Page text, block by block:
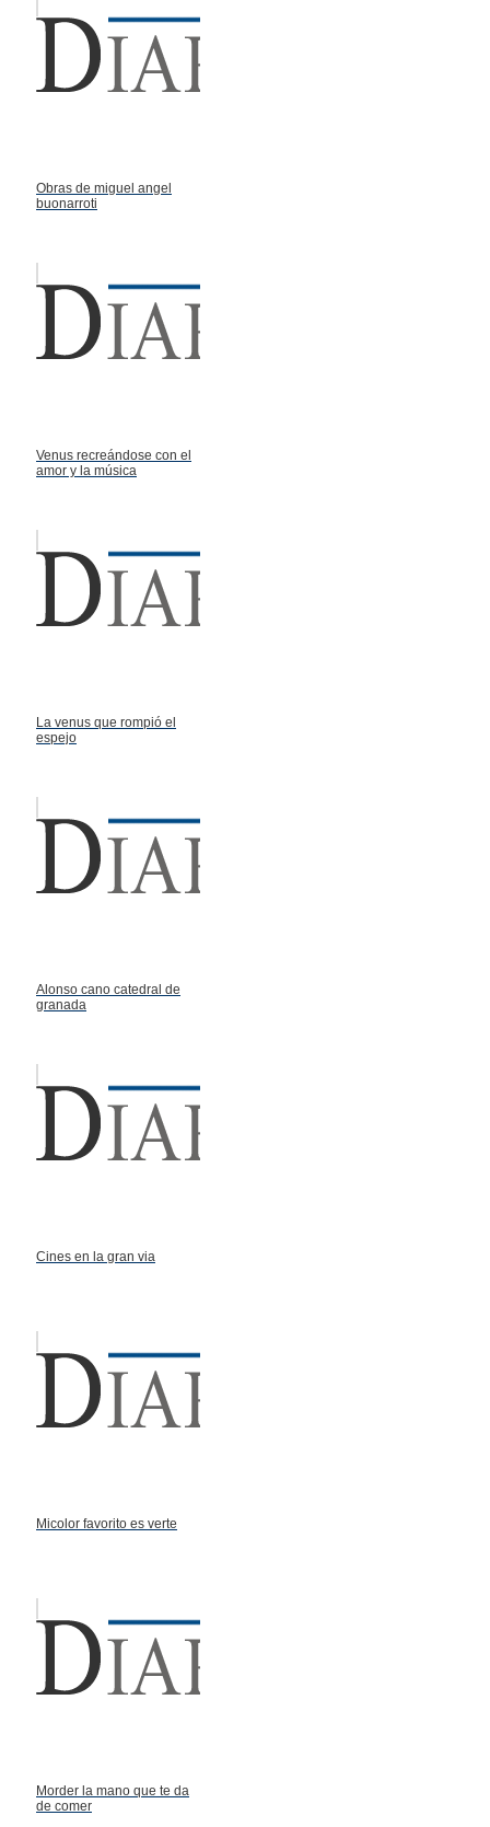
Obras de miguel angel
buonarroti
Venus recreándose con el
amor y la música
La venus que rompió el
espejo
Alonso cano catedral de
granada
Cines en la gran via
Micolor favorito es verte
Morder la mano que te da
de comer